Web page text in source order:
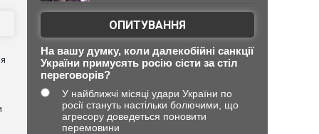
ОПИТУВАННЯ
На вашу думку, коли далекобійні санкції
України примусять росію сісти за стіл
переговорів?
У найближчі місяці удари України по
росії стануть настільки болючими, що
агресору доведеться поновити
перемовини